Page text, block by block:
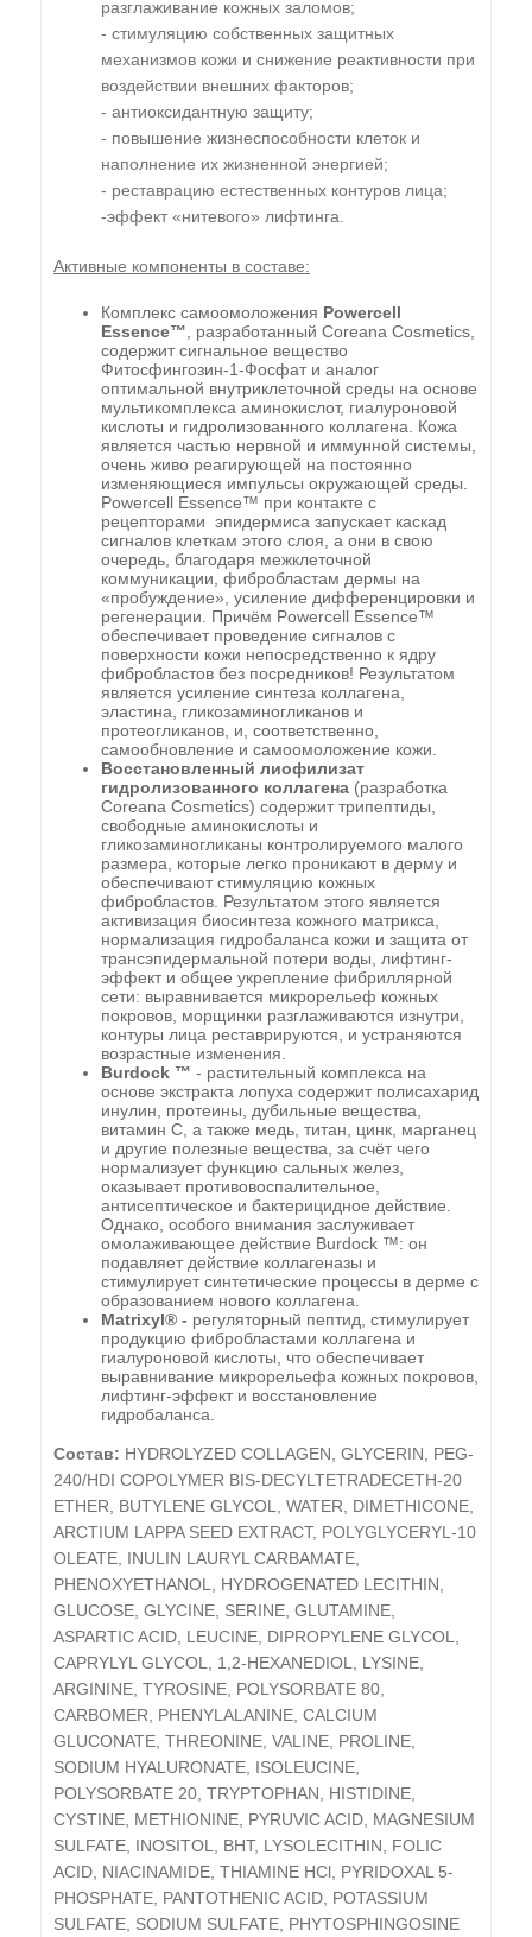
разглаживание кожных заломов;
- стимуляцию собственных защитных
механизмов кожи и снижение реактивности при
воздействии внешних факторов;
- антиоксидантную защиту;
- повышение жизнеспособности клеток и
наполнение их жизненной энергией;
- реставрацию естественных контуров лица;
-эффект «нитевого» лифтинга.
Активные компоненты в составе:
Комплекс самоомоложения Powercell
Essence™ , разработанный Coreana Cosmetics,
содержит сигнальное вещество
Фитосфингозин-1-Фосфат и аналог
оптимальной внутриклеточной среды на основе
мультикомплекса аминокислот, гиалуроновой
кислоты и гидролизованного коллагена. Кожа
является частью нервной и иммунной системы,
очень живо реагирующей на постоянно
изменяющиеся импульсы окружающей среды.
Powercell Essence™ при контакте с
рецепторами эпидермиса запускает каскад
сигналов клеткам этого слоя, а они в свою
очередь, благодаря межклеточной
коммуникации, фибробластам дермы на
«пробуждение», усиление дифференцировки и
регенерации. Причём Powercell Essence™
обеспечивает проведение сигналов с
поверхности кожи непосредственно к ядру
фибробластов без посредников! Результатом
является усиление синтеза коллагена,
эластина, гликозаминогликанов и
протеогликанов, и, соответственно,
самообновление и самоомоложение кожи.
Восстановленный лиофилизат
гидролизованного коллагена (разработка
Coreana Cosmetics) содержит трипептиды,
свободные аминокислоты и
гликозаминогликаны контролируемого малого
размера, которые легко проникают в дерму и
обеспечивают стимуляцию кожных
фибробластов. Результатом этого является
активизация биосинтеза кожного матрикса,
нормализация гидробаланса кожи и защита от
трансэпидермальной потери воды, лифтинг-
эффект и общее укрепление фибриллярной
сети: выравнивается микрорельеф кожных
покровов, морщинки разглаживаются изнутри,
контуры лица реставрируются, и устраняются
возрастные изменения.
Burdock ™ - растительный комплекса на
основе экстракта лопуха содержит полисахарид
инулин, протеины, дубильные вещества,
витамин С, а также медь, титан, цинк, марганец
и другие полезные вещества, за счёт чего
нормализует функцию сальных желез,
оказывает противовоспалительное,
антисептическое и бактерицидное действие.
Однако, особого внимания заслуживает
омолаживающее действие Burdock ™: он
подавляет действие коллагеназы и
стимулирует синтетические процессы в дерме с
образованием нового коллагена.
Matrixyl® - регуляторный пептид, стимулирует
продукцию фибробластами коллагена и
гиалуроновой кислоты, что обеспечивает
выравнивание микрорельефа кожных покровов,
лифтинг-эффект и восстановление
гидробаланса.
Состав: HYDROLYZED COLLAGEN, GLYCERIN, PEG-
240/HDI COPOLYMER BIS-DECYLTETRADECETH-20
ETHER, BUTYLENE GLYCOL, WATER, DIMETHICONE,
ARCTIUM LAPPA SEED EXTRACT, POLYGLYCERYL-10
OLEATE, INULIN LAURYL CARBAMATE,
PHENOXYETHANOL, HYDROGENATED LECITHIN,
GLUCOSE, GLYCINE, SERINE, GLUTAMINE,
ASPARTIC ACID, LEUCINE, DIPROPYLENE GLYCOL,
CAPRYLYL GLYCOL, 1,2-HEXANEDIOL, LYSINE,
ARGININE, TYROSINE, POLYSORBATE 80,
CARBOMER, PHENYLALANINE, CALCIUM
GLUCONATE, THREONINE, VALINE, PROLINE,
SODIUM HYALURONATE, ISOLEUCINE,
POLYSORBATE 20, TRYPTOPHAN, HISTIDINE,
CYSTINE, METHIONINE, PYRUVIC ACID, MAGNESIUM
SULFATE, INOSITOL, BHT, LYSOLECITHIN, FOLIC
ACID, NIACINAMIDE, THIAMINE HCl, PYRIDOXAL 5-
PHOSPHATE, PANTOTHENIC ACID, POTASSIUM
SULFATE, SODIUM SULFATE, PHYTOSPHINGOSINE